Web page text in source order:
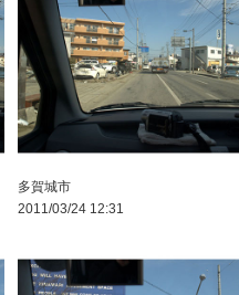
多賀城市
2011/03/24 12:31